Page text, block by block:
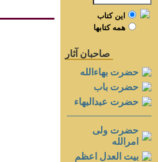
اين کتاب
همه کتابها
صاحبان آثار
حضرت بهاءالله
حضرت باب
حضرت عبدالبهاء
حضرت ولی
امرالله
بيت العدل اعظم